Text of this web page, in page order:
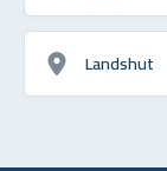
Landshut